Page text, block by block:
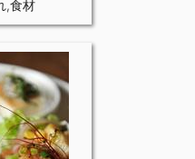
,食材